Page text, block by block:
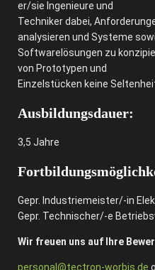
er/sie Ingenieure und
Techniker dabei,
analysieren und Systeme
Softwarelösungen zu
von Prototypen und
Einzelstücken keine
Ausbildungsdauer:
3,5 Jahre
Gepr. Industriemeister/-in
Gepr. Technischer/-e
Wir freuen uns auf Ihre
personal@tectron-worbis.de